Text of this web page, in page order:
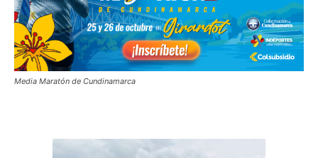
Media Maratón de Cundinamarca